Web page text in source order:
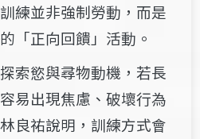
練並非強制勞動，而是
「正向回饋」活動。
索慾與尋物動機，若長
易出現焦慮、破壞行為
良祐說明，訓練方式會